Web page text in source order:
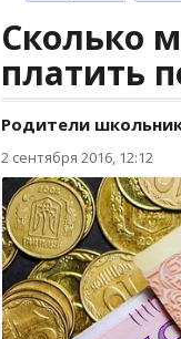
Сколько
платить
Родители
2 сентября 2016, 12:12